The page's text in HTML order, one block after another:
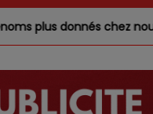
chez nous ?